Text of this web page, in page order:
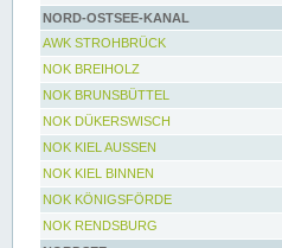
NORD-OSTSEE-KANAL
AWK STROHBRÜCK
NOK BREIHOLZ
NOK BRUNSBÜTTEL
NOK DÜKERSWISCH
NOK KIEL AUSSEN
NOK KIEL BINNEN
NOK KÖNIGSFÖRDE
NOK RENDSBURG